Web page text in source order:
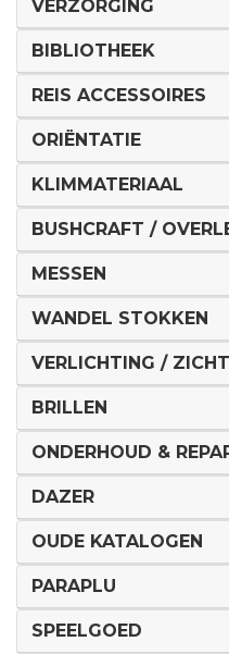
VERZORGING
BIBLIOTHEEK
REIS ACCESSOIRES
ORIËNTATIE
KLIMMATERIAAL
BUSHCRAFT /
MESSEN
WANDEL STOKKEN
VERLICHTING /
BRILLEN
ONDERHOUD &
DAZER
OUDE KATALOGEN
PARAPLU
SPEELGOED